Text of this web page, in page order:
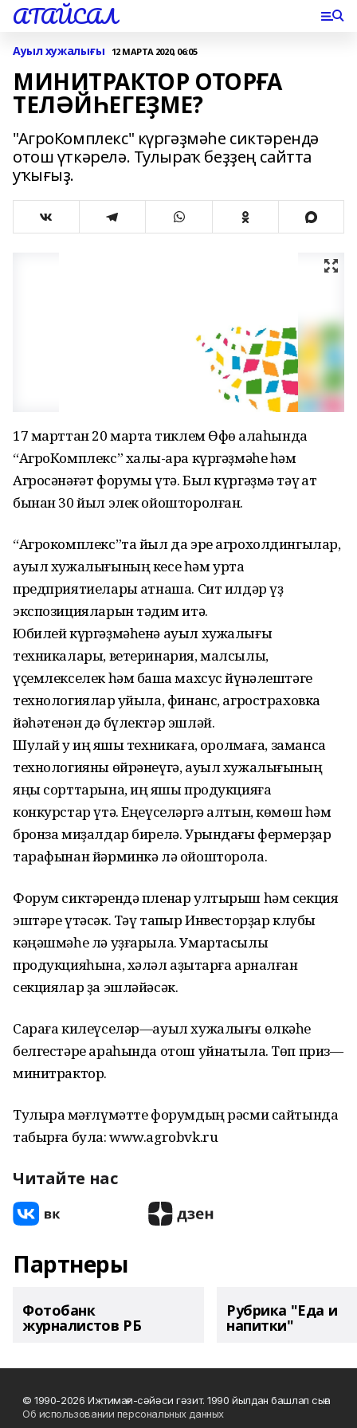
АТАЙСАЛ
Ауыл хужалығы 12 МАРТА 2020, 06:05
МИНИТРАКТОР ОТОРҒА
ТЕЛӘЙҺЕГЕҘМЕ?
"АгроКомплекс" күргәҙмәһе сиктәрендә
отош үткәрелә. Тулыраҡ беҙҙең сайтта
уҡығыҙ.
17 марттан 20 мартҡа тиклем Өфө ҡалаһында
“АгроКомплекс” халыҡ-ара күргәҙмәһе һәм
Агросәнәғәт форумы үтә. Был күргәҙмә тәү ҡат
бынан 30 йыл элек ойошторолған.
“Агрокомплекс”та йыл да эре агрохолдингылар,
ауыл хужалығының кесе һәм урта
предприятиелары ҡатнаша. Сит илдәр үҙ
экспозицияларын тәҡдим итә.
Юбилей күргәҙмәһенә ауыл хужалығы
техникалары, ветеринария, малсылыҡ,
үҫемлекселек һәм башҡа махсус йүнәлештәге
технологиялар ҡуйыла, финанс, агростраховка
йәһәтенән дә бүлектәр эшләй.
Шулай уҡ иң яҡшы техникаға, ҡоролмаға, заманса
технологияны өйрәнеүгә, ауыл хужалығының
яңы сорттарына, иң яҡшы продукцияға
конкурстар үтә. Еңеүселәргә алтын, көмөш һәм
бронза миҙалдар бирелә. Урындағы фермерҙар
тарафынан йәрминкә лә ойошторола.
Форум сиктәрендә пленар ултырыш һәм секция
эштәре үтәсәк. Тәү тапҡыр Инвесторҙар клубы
кәңәшмәһе лә уҙғарыла. Умартасылыҡ
продукцияһына, хәләл аҙыҡтарға арналған
секциялар ҙа эшләйәсәк.
Сараға килеүселәр—ауыл хужалығы өлкәһе
белгестәре араһында отош уйнатыла. Төп приз—
минитрактор.
Тулыраҡ мәғлүмәтте форумдың рәсми сайтында
табырға була: www.agrobvk.ru
Читайте нас
Партнеры
Фотобанк
журналистов РБ
Рубрика "Еда и
напитки"
© 1990-2026 Ижтимағи-сәйәси гәзит. 1990 йылдан башлап сыға
Об использовании персональных данных